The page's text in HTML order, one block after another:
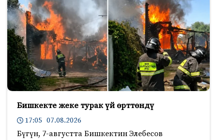
Бишкекте жеке турак үй өрттөндү
17:05 07.08.2026
Бүгүн, 7-августта Бишкектин Элебесов